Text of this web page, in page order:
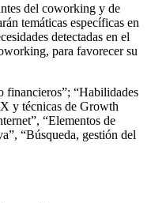
del coworking y de
temáticas específicas en
detectadas en el
para favorecer su
financieros”; “Habilidades
y técnicas de Growth
“Elementos de
“Búsqueda, gestión del